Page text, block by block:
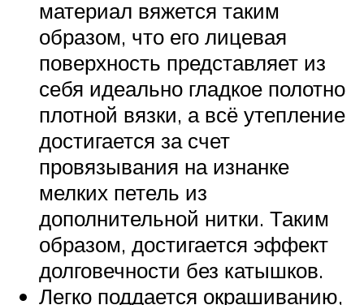
материал вяжется таким
образом, что его лицевая
поверхность представляет из
себя идеально гладкое полотно
плотной вязки, а всё утепление
достигается за счет
провязывания на изнанке
мелких петель из
дополнительной нитки. Таким
образом, достигается эффект
долговечности без катышков.
Легко поддается окрашиванию,